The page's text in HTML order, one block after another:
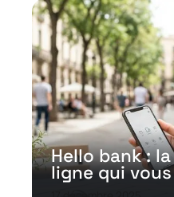
Hello bank :
ligne qui